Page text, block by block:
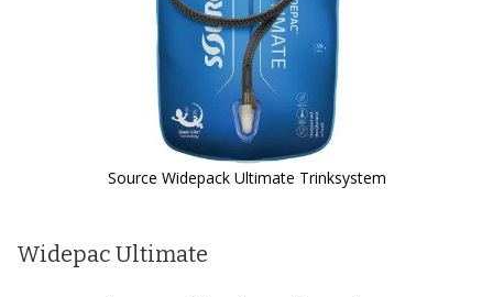
Source Widepack Ultimate Trinksystem
der
Bildergalerie
Widepac Ultimate